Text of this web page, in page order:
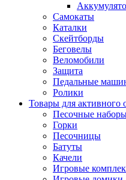
Самокаты
Каталки
Скейтборды
Беговелы
Веломобили
Защита
Педальные
Ролики
Товары для активного
Песочные
Горки
Песочницы
Батуты
Качели
Игровые